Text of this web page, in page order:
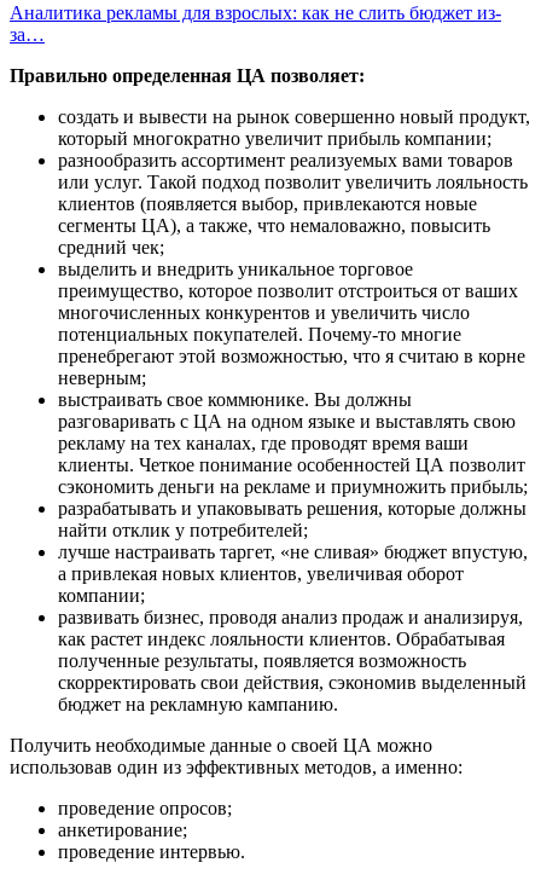
Аналитика рекламы для взрослых: как не слить бюджет из-
за…
Правильно определенная ЦА позволяет:
создать и вывести на рынок совершенно новый продукт,
который многократно увеличит прибыль компании;
разнообразить ассортимент реализуемых вами товаров
или услуг. Такой подход позволит увеличить лояльность
клиентов (появляется выбор, привлекаются новые
сегменты ЦА), а также, что немаловажно, повысить
средний чек;
выделить и внедрить уникальное торговое
преимущество, которое позволит отстроиться от ваших
многочисленных конкурентов и увеличить число
потенциальных покупателей. Почему-то многие
пренебрегают этой возможностью, что я считаю в корне
неверным;
выстраивать свое коммюнике. Вы должны
разговаривать с ЦА на одном языке и выставлять свою
рекламу на тех каналах, где проводят время ваши
клиенты. Четкое понимание особенностей ЦА позволит
сэкономить деньги на рекламе и приумножить прибыль;
разрабатывать и упаковывать решения, которые должны
найти отклик у потребителей;
лучше настраивать таргет, «не сливая» бюджет впустую,
а привлекая новых клиентов, увеличивая оборот
компании;
развивать бизнес, проводя анализ продаж и анализируя,
как растет индекс лояльности клиентов. Обрабатывая
полученные результаты, появляется возможность
скорректировать свои действия, сэкономив выделенный
бюджет на рекламную кампанию.
Получить необходимые данные о своей ЦА можно
использовав один из эффективных методов, а именно:
проведение опросов;
анкетирование;
проведение интервью.